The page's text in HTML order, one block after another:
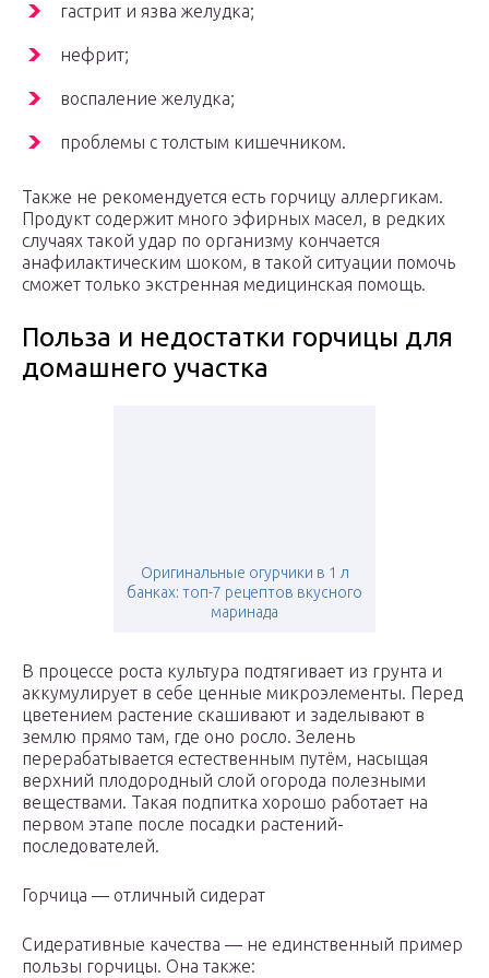
гастрит и язва желудка;
нефрит;
воспаление желудка;
проблемы с толстым кишечником.
Также не рекомендуется есть горчицу аллергикам.
Продукт содержит много эфирных масел, в редких
случаях такой удар по организму кончается
анафилактическим шоком, в такой ситуации помочь
сможет только экстренная медицинская помощь.
Польза и недостатки горчицы для
домашнего участка
Оригинальные огурчики в 1 л
банках: топ-7 рецептов вкусного
маринада
В процессе роста культура подтягивает из грунта и
аккумулирует в себе ценные микроэлементы. Перед
цветением растение скашивают и заделывают в
землю прямо там, где оно росло. Зелень
перерабатывается естественным путём, насыщая
верхний плодородный слой огорода полезными
веществами. Такая подпитка хорошо работает на
первом этапе после посадки растений-
последователей.
Горчица — отличный сидерат
Сидеративные качества — не единственный пример
пользы горчицы. Она также: